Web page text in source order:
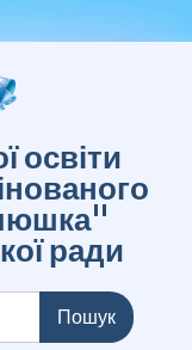
освіти
ради